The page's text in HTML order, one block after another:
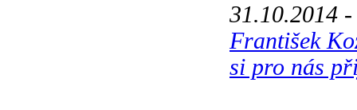
31.10.2014
František
si pro nás